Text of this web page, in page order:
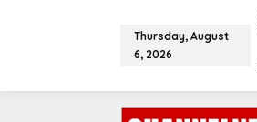
o
Thursday, August
6, 2026